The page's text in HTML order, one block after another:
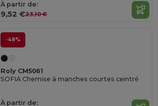
À partir de:
9,52 €23,10 €
-48%
Roly CM5061
SOFIA Chemise à manches courtes ceintré
À partir de: